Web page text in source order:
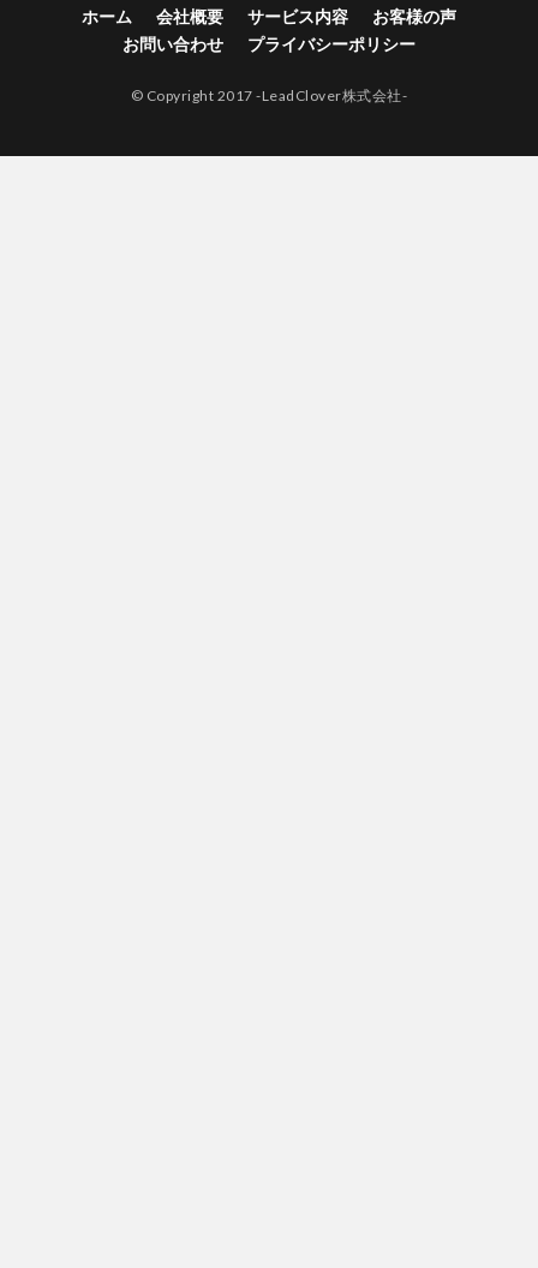
ホーム 会社概要 サービス内容
お客様の声
お問い合わせ
プライバシーポリシー
© Copyright 2017 -LeadClover株式会社-